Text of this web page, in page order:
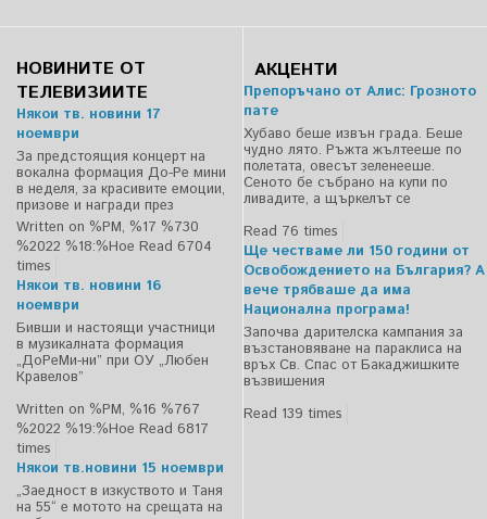
НОВИНИТЕ ОТ
ТЕЛЕВИЗИИТЕ
Някои тв. новини 17
ноември
За предстоящия концерт на
вокална формация До-Ре мини
в неделя, за красивите емоции,
призове и награди през
Written on %PM, %17 %730
%2022 %18:%Ное Read 6704
times
Някои тв. новини 16
ноември
Бивши и настоящи участници
в музикалната формация
„ДоРеМи-ни” при ОУ „Любен
Кравелов”
Written on %PM, %16 %767
%2022 %19:%Ное Read 6817
times
Някои тв.новини 15 ноември
„Заедност в изкуството и Таня
на 55“ е мотото на срещата на
АКЦЕНТИ
Препоръчано от Алис: Грозното
пате
Хубаво беше извън града. Беше
чудно лято. Ръжта жълтееше по
полетата, овесът зеленееше.
Сеното бе събрано на купи по
ливадите, а щъркелът се
Read 76 times
Ще честваме ли 150 години от
Освобождението на България? А
вече трябваше да има
Национална програма!
Започва дарителска кампания за
възстановяване на параклиса на
връх Св. Спас от Бакаджишките
възвишения
Read 139 times